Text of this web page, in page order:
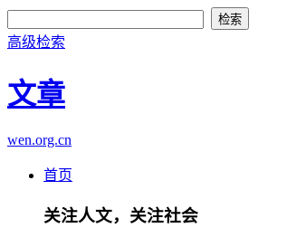
高级检索
文章
wen.org.cn
首页
关注人文，关注社会